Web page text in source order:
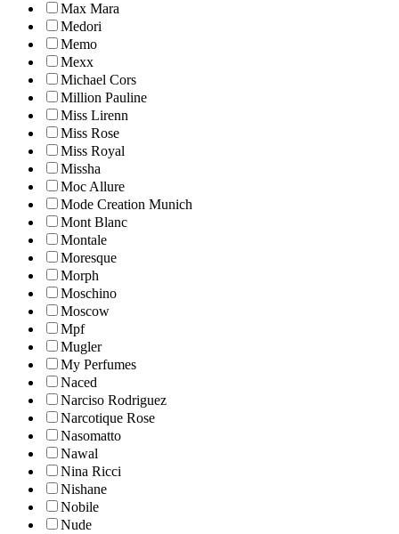
Max Mara
Medori
Memo
Mexx
Michael Cors
Million Pauline
Miss Lirenn
Miss Rose
Miss Royal
Missha
Moc Allure
Mode Creation Munich
Mont Blanc
Montale
Moresque
Morph
Moschino
Moscow
Mpf
Mugler
My Perfumes
Naced
Narciso Rodriguez
Narcotique Rose
Nasomatto
Nawal
Nina Ricci
Nishane
Nobile
Nude